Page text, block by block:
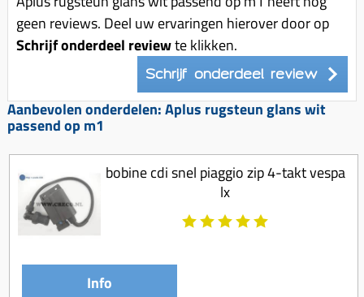
Uitlaat bocht
Radiateur (delen)
Waterpomp (delen)
V-snaren
Variateur (delen)
Variokit
Voor tandwielen
Remsegmenten
Remklauw (delen)
Voorrem kabel
Voorvork
Wiel (delen)
Zadel
Standaard
Voordragers
Windschermen
Accessoires overig
Zadel
Gereedschap
Speednut
geen reviews. Deel uw ervaringen hierover door op
Schrijf onderdeel reviewte klikken.
Schrijf onderdeel review
Aanbevolen onderdelen: Aplus rugsteun glans wit
passend op m1
bobine cdi snel piaggio zip 4-takt vespa
lx
Info